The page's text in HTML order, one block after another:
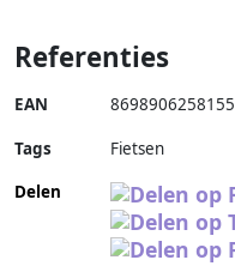
Referenties
EAN 8698906258155
Tags
Fietsen
Delen